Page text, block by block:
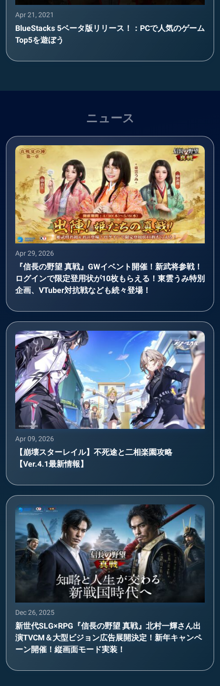
Apr 21, 2021
BlueStacks 5ベータ版リリース！：PCで人気のゲーム
Top5を遊ぼう
ニュース
Apr 29, 2026
『信長の野望 真戦』GWイベント開催！新武将参戦！
ログインで限定登用状が10枚もらえる！東雲うみ特別
企画、VTuber対抗戦なども続々登場！
Apr 09, 2026
【崩壊スターレイル】不死途と二相楽園攻略
【Ver.4.1最新情報】
Dec 26, 2025
新世代SLG×RPG『信長の野望 真戦』北村一輝さん出
演TVCM＆大型ビジョン広告展開決定！新年キャンペ
ーン開催！縦画面モード実装！